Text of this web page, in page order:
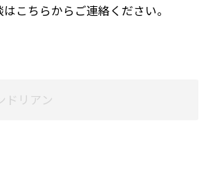
こちらからご連絡ください。